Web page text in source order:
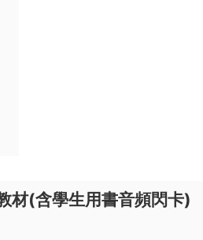
材(含學生用書音頻閃卡)